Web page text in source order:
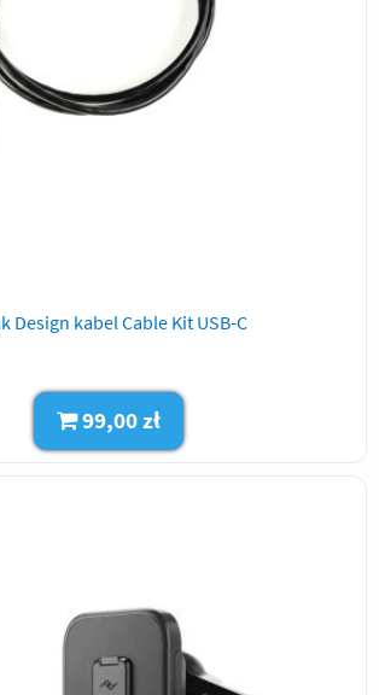
Design kabel Cable Kit USB-C
99,00 zł